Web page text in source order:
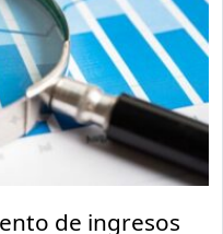
de ingresos